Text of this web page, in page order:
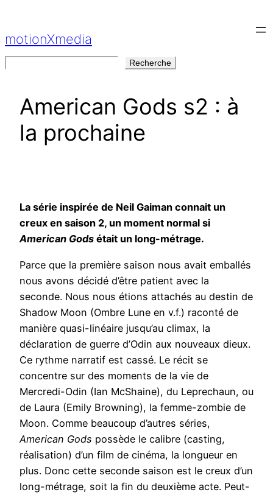
contenu
motionXmedia
Recherche
American Gods s2 : à
la prochaine
La série inspirée de Neil Gaiman connait un
creux en saison 2, un moment normal si
American Gods était un long-métrage.
Parce que la première saison nous avait emballés
nous avons décidé d’être patient avec la
seconde. Nous nous étions attachés au destin de
Shadow Moon (Ombre Lune en v.f.) raconté de
manière quasi-linéaire jusqu’au climax, la
déclaration de guerre d’Odin aux nouveaux dieux.
Ce rythme narratif est cassé. Le récit se
concentre sur des moments de la vie de
Mercredi-Odin (Ian McShaine), du Leprechaun, ou
de Laura (Emily Browning), la femme-zombie de
Moon. Comme beaucoup d’autres séries,
American Gods possède le calibre (casting,
réalisation) d’un film de cinéma, la longueur en
plus. Donc cette seconde saison est le creux d’un
long-métrage, soit la fin du deuxième acte. Peut-